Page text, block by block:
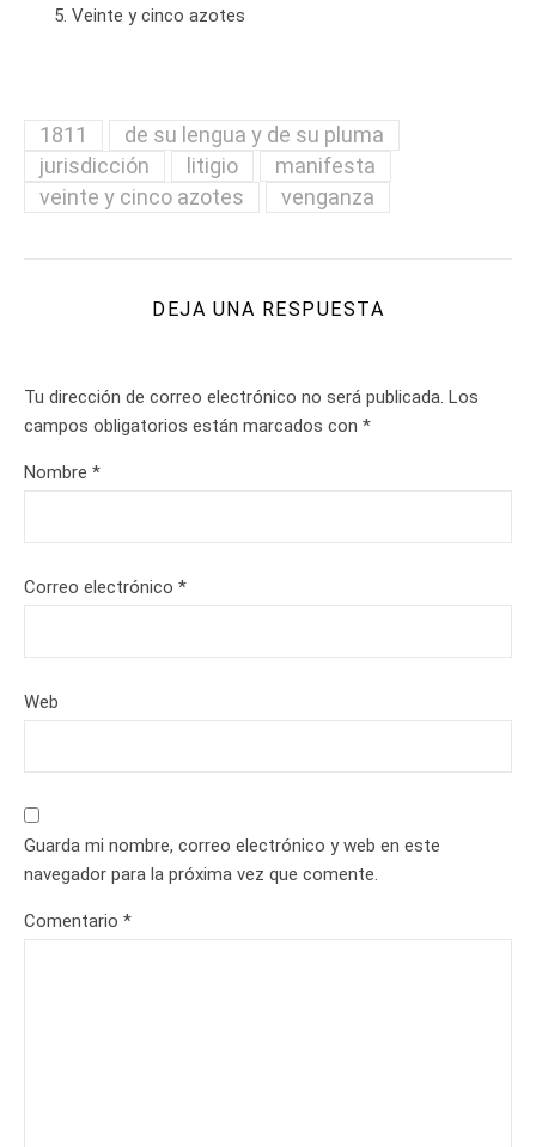
Veinte y cinco azotes
1811
de su lengua y de su pluma
jurisdicción
litigio
manifesta
veinte y cinco azotes
venganza
DEJA UNA RESPUESTA
Tu dirección de correo electrónico no será publicada. Los
campos obligatorios están marcados con *
Nombre *
Correo electrónico *
Web
Guarda mi nombre, correo electrónico y web en este
navegador para la próxima vez que comente.
Comentario *